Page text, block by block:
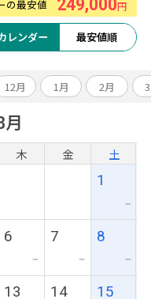
の最安値 249,000円
レンダー 最安値順
12月 1月 2月
木 金 土
1
ー
6
ー
7
ー
8
ー
13 14 15